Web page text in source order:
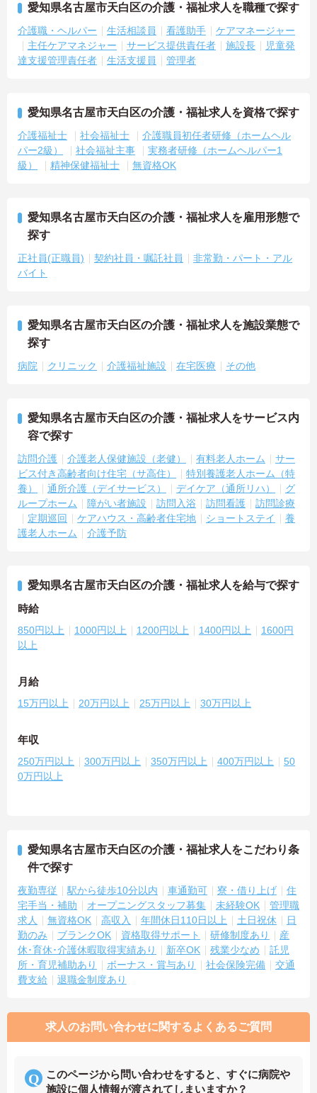
愛知県名古屋市天白区の介護・福祉求人を職種で探す
介護職・ヘルパー 生活相談員 看護助手
ケアマネージャー
主任ケアマネジャー
サービス提供責任者 施設長
児童発
達支援管理責任者
生活支援員 管理者
愛知県名古屋市天白区の介護・福祉求人を資格で探す
介護福祉士 社会福祉士
介護職員初任者研修（ホームヘル
パー2級）
社会福祉主事
実務者研修（ホームヘルパー1
級）
精神保健福祉士 無資格OK
愛知県名古屋市天白区の介護・福祉求人を雇用形態で
探す
正社員(正職員) 契約社員・嘱託社員
非常勤・パート・アル
バイト
愛知県名古屋市天白区の介護・福祉求人を施設業態で
探す
病院 クリニック 介護福祉施設 在宅医療 その他
愛知県名古屋市天白区の介護・福祉求人をサービス内
容で探す
訪問介護 介護老人保健施設（老健） 有料老人ホーム
サー
ビス付き高齢者向け住宅（サ高住）
特別養護老人ホーム（特
養）
通所介護（デイサービス） デイケア（通所リハ）
グ
ループホーム
障がい者施設 訪問入浴 訪問看護
訪問診療
定期巡回
ケアハウス・高齢者住宅地 ショートステイ
養
護老人ホーム
介護予防
愛知県名古屋市天白区の介護・福祉求人を給与で探す
時給
850円以上 1000円以上 1200円以上 1400円以上
1600円
以上
月給
15万円以上 20万円以上 25万円以上 30万円以上
年収
250万円以上 300万円以上 350万円以上 400万円以上
50
0万円以上
愛知県名古屋市天白区の介護・福祉求人をこだわり条
件で探す
夜勤専従 駅から徒歩10分以内 車通勤可 寮・借り上げ
住
宅手当・補助
オープニングスタッフ募集 未経験OK
管理職
求人
無資格OK 高収入 年間休日110日以上 土日祝休
日
勤のみ
ブランクOK 資格取得サポート 研修制度あり
産
休･育休･介護休暇取得実績あり
新卒OK 残業少なめ
託児
所・育児補助あり
ボーナス・賞与あり 社会保険完備
交通
費支給
退職金制度あり
求人のお問い合わせに関するよくあるご質問
このページから問い合わせをすると、すぐに病院や
施設に個人情報が渡されてしまいますか？